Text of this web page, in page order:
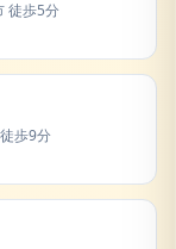
徒歩5分
徒歩9分